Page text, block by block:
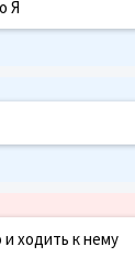
Я
и ходить к нему